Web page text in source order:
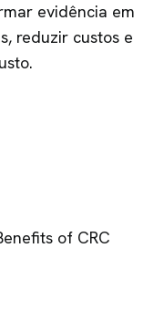
evidência em
reduzir custos e
of CRC